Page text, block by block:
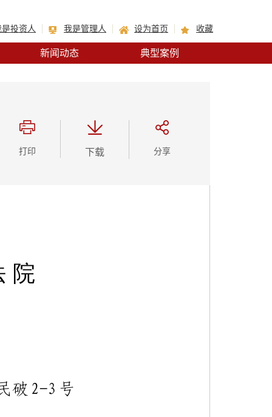
是投资人 我是管理人 设为首页 收藏
新闻动态 典型案例
打印 下载 分享